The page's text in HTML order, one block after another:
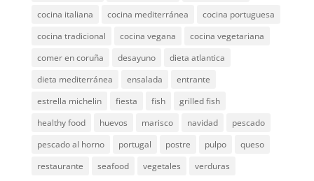
cocina italiana
cocina mediterránea
cocina portuguesa
cocina tradicional
cocina vegana
cocina vegetariana
comer en coruña
desayuno
dieta atlantica
dieta mediterránea
ensalada
entrante
estrella michelin
fiesta fish
grilled fish
healthy food
huevos marisco navidad
pescado
pescado al horno
portugal postre pulpo
queso
restaurante
seafood vegetales verduras